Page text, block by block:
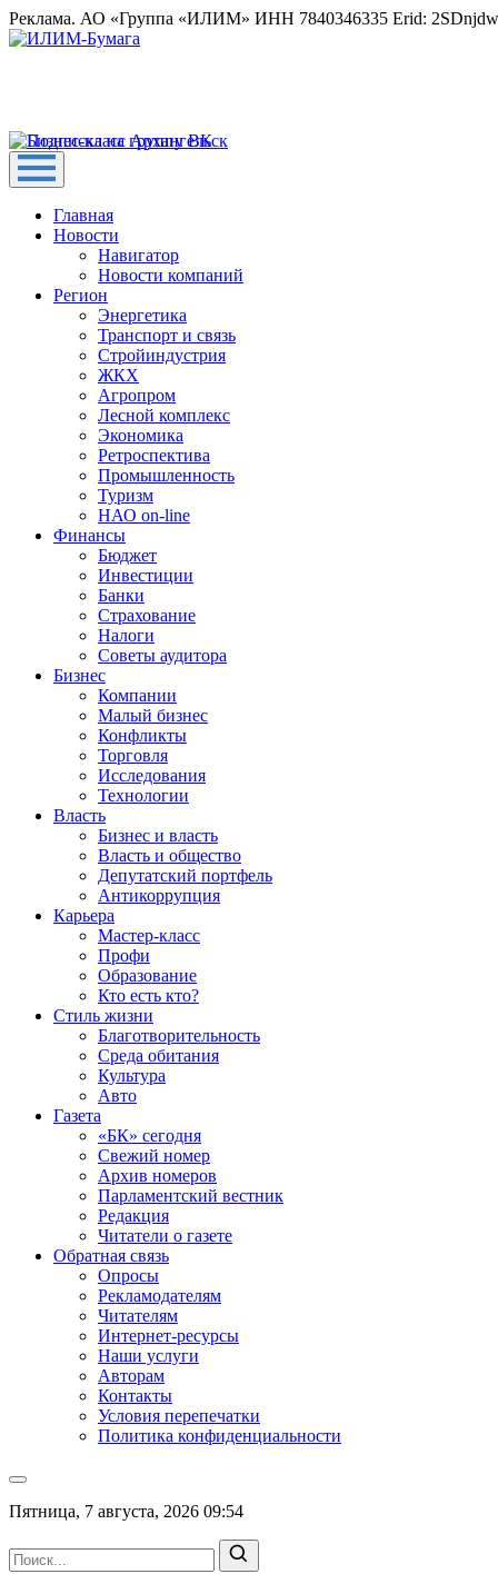
Реклама. АО «Группа «ИЛИМ» ИНН 7840346335 Erid:
Главная
Новости
Навигатор
Новости компаний
Регион
Энергетика
Транспорт и связь
Стройиндустрия
ЖКХ
Агропром
Лесной комплекс
Экономика
Ретроспектива
Промышленность
Туризм
НАО on-line
Финансы
Бюджет
Инвестиции
Банки
Страхование
Налоги
Советы аудитора
Бизнес
Компании
Малый бизнес
Конфликты
Торговля
Исследования
Технологии
Власть
Бизнес и власть
Власть и общество
Депутатский портфель
Антикоррупция
Карьера
Мастер-класс
Профи
Образование
Кто есть кто?
Стиль жизни
Благотворительность
Среда обитания
Культура
Авто
Газета
«БК» сегодня
Свежий номер
Архив номеров
Парламентский вестник
Редакция
Читатели о газете
Обратная связь
Опросы
Рекламодателям
Читателям
Интернет-ресурсы
Наши услуги
Авторам
Контакты
Условия перепечатки
Политика конфиденциальности
Пятница, 7 августа, 2026 09:54